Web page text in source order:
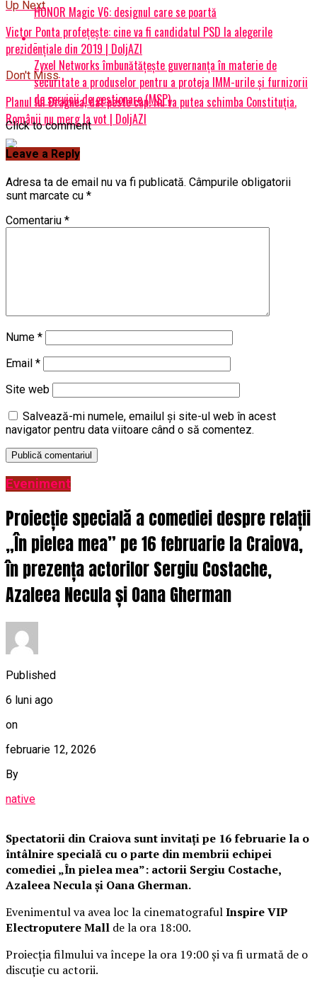
Up Next
Victor Ponta profețește: cine va fi candidatul PSD la alegerile
prezidențiale din 2019 | DoljAZI
Don't Miss
Planul lui Dragnea, dat peste cap. Nu va putea schimba Constituția.
Românii nu merg la vot | DoljAZI
HONOR Magic V6: designul care se poartă
Zyxel Networks îmbunătățește guvernanța în materie de
securitate a produselor pentru a proteja IMM-urile și furnizorii
de servicii de gestionare (MSP)
Click to comment
Leave a Reply
Adresa ta de email nu va fi publicată. Câmpurile obligatorii
sunt marcate cu *
Comentariu *
Nume *
Email *
Site web
Salvează-mi numele, emailul și site-ul web în acest
navigator pentru data viitoare când o să comentez.
Eveniment
Proiecție specială a comediei despre relații
„În pielea mea” pe 16 februarie la Craiova,
în prezența actorilor Sergiu Costache,
Azaleea Necula și Oana Gherman
Published
6 luni ago
on
februarie 12, 2026
By
native
Spectatorii din Craiova sunt invitați pe 16 februarie la o
întâlnire specială cu o parte din membrii echipei
comediei „În pielea mea”: actorii Sergiu Costache,
Azaleea Necula și Oana Gherman.
Evenimentul va avea loc la cinematografulInspire VIP
Electroputere Mall de la ora 18:00.
Proiecția filmului va începe la ora 19:00 și va fi urmată de o
discuție cu actorii.